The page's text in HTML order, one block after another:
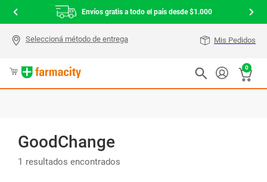
Envíos gratis a todo el país desde $1.000
Mis Pedidos
0
GoodChange
1